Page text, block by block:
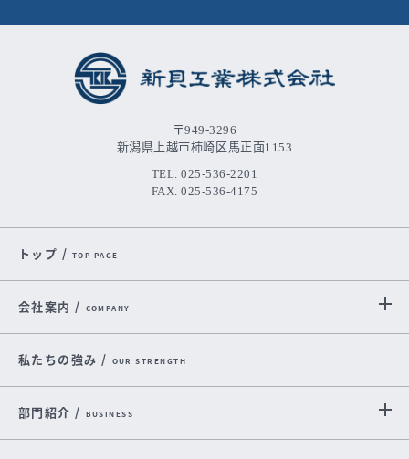
〒949-3296
新潟県上越市柿崎区馬正面1153
TEL. 025-536-2201
FAX. 025-536-4175
トップ / TOP PAGE
会社案内 / COMPANY
私たちの強み / OUR STRENGTH
部門紹介 / BUSINESS